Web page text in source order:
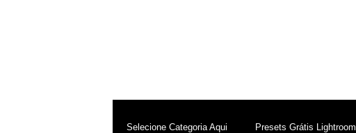
Selecione Categoria Aqui Presets Grátis Lightroom